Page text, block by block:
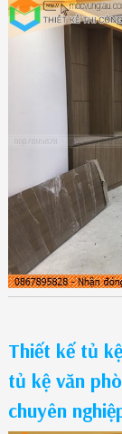
Thiết kế tủ
tủ kệ văn
chuyên